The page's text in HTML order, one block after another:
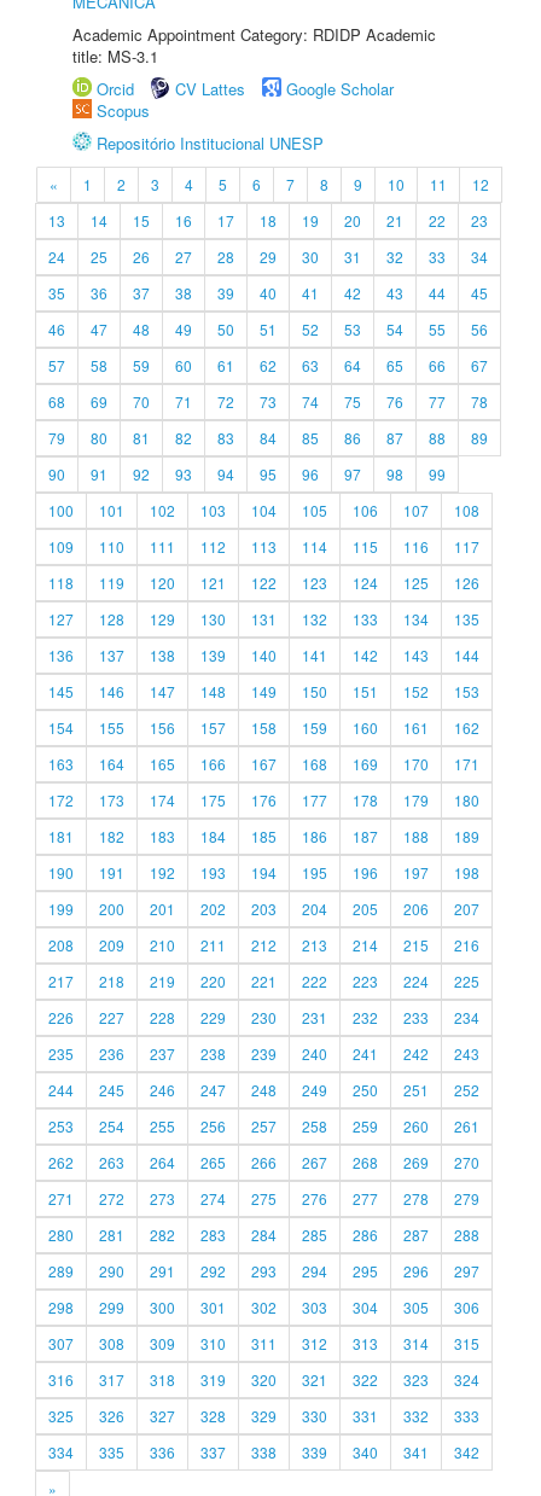
Academic Appointment Category: RDIDP Academic
title: MS-3.1
Orcid
CV Lattes
Google Scholar
Scopus
Repositório Institucional UNESP
« 1 2 3 4 5 6 7 8 9 10 11
12
13
14 15 16 17 18 19 20 21 22
23
24
25 26 27 28 29 30 31 32 33
34
35
36 37 38 39 40 41 42 43 44
45
46
47 48 49 50 51 52 53 54 55
56
57
58 59 60 61 62 63 64 65 66
67
68
69 70 71 72 73 74 75 76 77
78
79
80 81 82 83 84 85 86 87 88
89
90
91 92 93 94 95 96 97 98
99
100
101 102 103 104 105 106 107
108
109
110 111 112 113 114 115 116
117
118
119 120 121 122 123 124 125
126
127
128 129 130 131 132 133 134
135
136
137 138 139 140 141 142 143
144
145
146 147 148 149 150 151 152
153
154
155 156 157 158 159 160 161
162
163
164 165 166 167 168 169 170
171
172
173 174 175 176 177 178 179
180
181
182 183 184 185 186 187 188
189
190
191 192 193 194 195 196 197
198
199
200 201 202 203 204 205 206
207
208
209 210 211 212 213 214 215
216
217
218 219 220 221 222 223 224
225
226
227 228 229 230 231 232 233
234
235
236 237 238 239 240 241 242
243
244
245 246 247 248 249 250 251
252
253
254 255 256 257 258 259 260
261
262
263 264 265 266 267 268 269
270
271
272 273 274 275 276 277 278
279
280
281 282 283 284 285 286 287
288
289
290 291 292 293 294 295 296
297
298
299 300 301 302 303 304 305
306
307
308 309 310 311 312 313 314
315
316
317 318 319 320 321 322 323
324
325
326 327 328 329 330 331 332
333
334
335 336 337 338 339 340 341
342
»